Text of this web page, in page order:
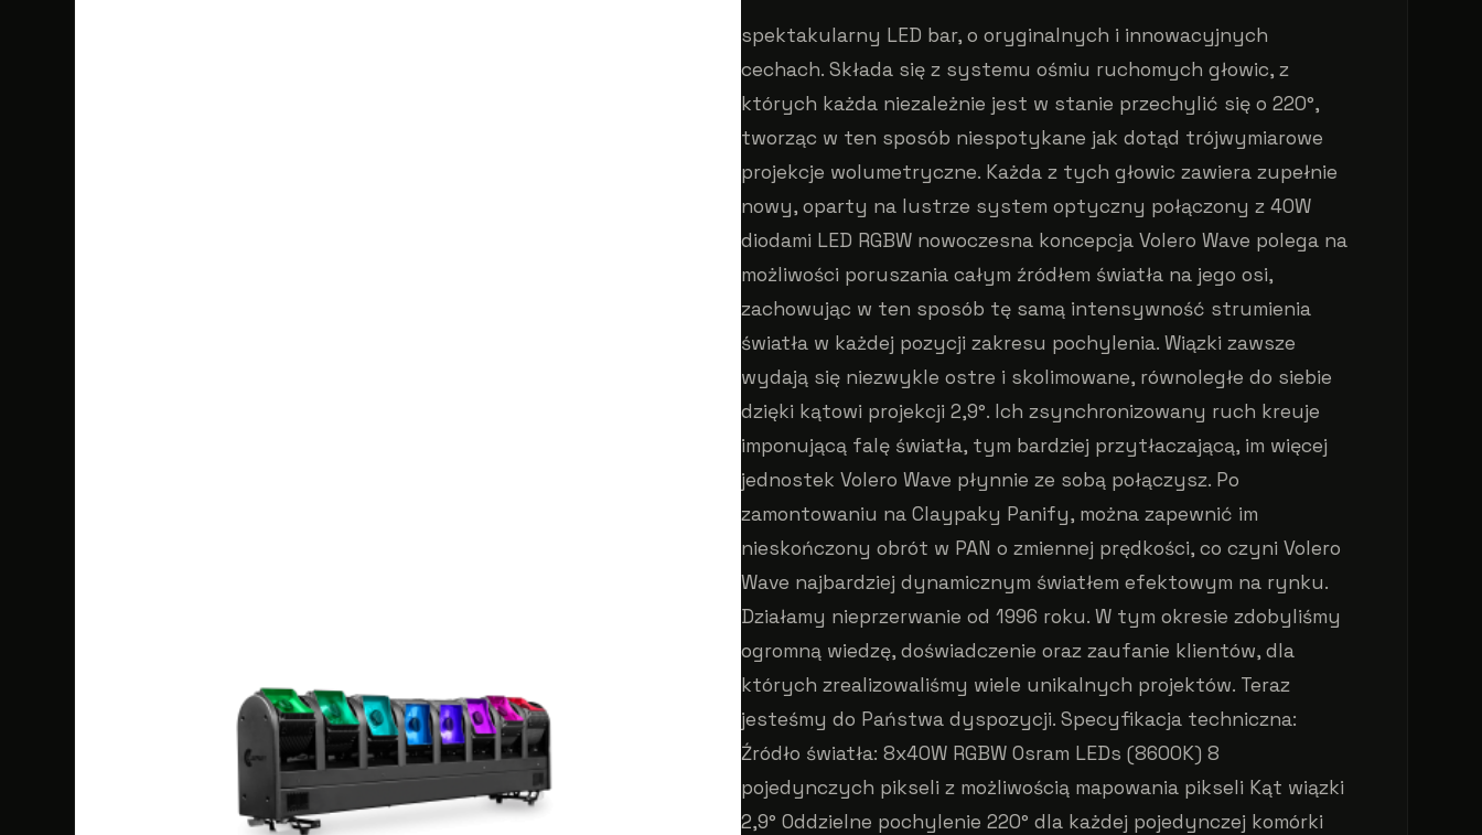
spektakularny LED bar, o oryginalnych i innowacyjnych
cechach. Składa się z systemu ośmiu ruchomych głowic, z
których każda niezależnie jest w stanie przechylić się o 220°,
tworząc w ten sposób niespotykane jak dotąd trójwymiarowe
projekcje wolumetryczne. Każda z tych głowic zawiera zupełnie
nowy, oparty na lustrze system optyczny połączony z 40W
diodami LED RGBW nowoczesna koncepcja Volero Wave polega na
możliwości poruszania całym źródłem światła na jego osi,
zachowując w ten sposób tę samą intensywność strumienia
światła w każdej pozycji zakresu pochylenia. Wiązki zawsze
wydają się niezwykle ostre i skolimowane, równoległe do siebie
dzięki kątowi projekcji 2,9°. Ich zsynchronizowany ruch kreuje
imponującą falę światła, tym bardziej przytłaczającą, im więcej
jednostek Volero Wave płynnie ze sobą połączysz. Po
zamontowaniu na Claypaky Panify, można zapewnić im
nieskończony obrót w PAN o zmiennej prędkości, co czyni Volero
Wave najbardziej dynamicznym światłem efektowym na rynku.
Działamy nieprzerwanie od 1996 roku. W tym okresie zdobyliśmy
ogromną wiedzę, doświadczenie oraz zaufanie klientów, dla
których zrealizowaliśmy wiele unikalnych projektów. Teraz
jesteśmy do Państwa dyspozycji. Specyfikacja techniczna:
Źródło światła: 8x40W RGBW Osram LEDs (8600K) 8
pojedynczych pikseli z możliwością mapowania pikseli Kąt wiązki
2,9° Oddzielne pochylenie 220° dla każdej pojedynczej komórki